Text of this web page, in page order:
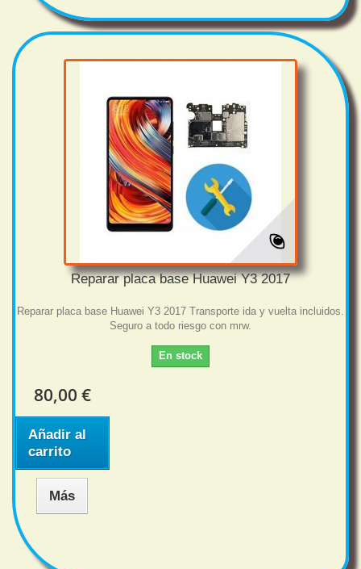
Reparar placa base Huawei Y3 2017
Reparar placa base Huawei Y3 2017 Transporte ida y vuelta incluidos.
Seguro a todo riesgo con mrw.
En stock
80,00 €
Añadir al
carrito
Más